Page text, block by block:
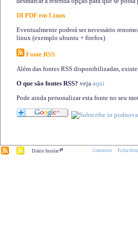
DI PDF em Linux
Eventualmente poderá ser necessário
linux (exemplo ubuntu + firefox)
Fonte RSS
Além das fontes RSS disponibilizadas,
O que são fontes RSS? veja aqui
Pode ainda personalizar esta fonte no seu
Diário Insular.pt Contactos Ficha